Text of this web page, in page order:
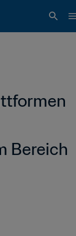
Bereich